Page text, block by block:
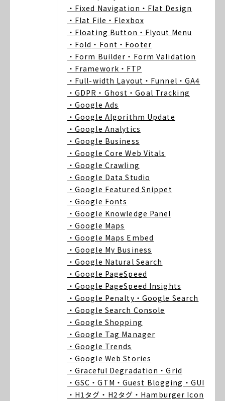
・Fixed Navigation ・Flat Design
・Flat File ・Flexbox
・Floating Button ・Flyout Menu
・Fold ・Font ・Footer
・Form Builder ・Form Validation
・Framework ・FTP
・Full-width Layout ・Funnel ・GA4
・GDPR ・Ghost ・Goal Tracking
・Google Ads
・Google Algorithm Update
・Google Analytics
・Google Business
・Google Core Web Vitals
・Google Crawling
・Google Data Studio
・Google Featured Snippet
・Google Fonts
・Google Knowledge Panel
・Google Maps
・Google Maps Embed
・Google My Business
・Google Natural Search
・Google PageSpeed
・Google PageSpeed Insights
・Google Penalty ・Google Search
・Google Search Console
・Google Shopping
・Google Tag Manager
・Google Trends
・Google Web Stories
・Graceful Degradation ・Grid
・GSC ・GTM ・Guest Blogging ・GUI
・H1タグ ・H2タグ ・Hamburger Icon